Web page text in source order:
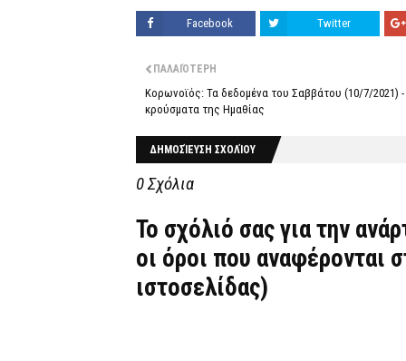
Facebook Twitter
ΠΑΛΑΙΌΤΕΡΗ
Κορωνοϊός: Τα δεδομένα του Σαββάτου (10/7/2021) -
κρούσματα της Ημαθίας
ΔΗΜΟΣΊΕΥΣΗ ΣΧΟΛΊΟΥ
0 Σχόλια
Το σχόλιό σας για την
οι όροι που αναφέρονται
ιστοσελίδας)